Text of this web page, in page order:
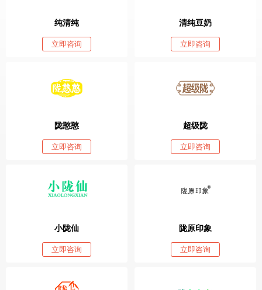
纯清纯
立即咨询
清纯豆奶
立即咨询
陇憨憨
立即咨询
超级陇
立即咨询
小陇仙
立即咨询
陇原印象
立即咨询